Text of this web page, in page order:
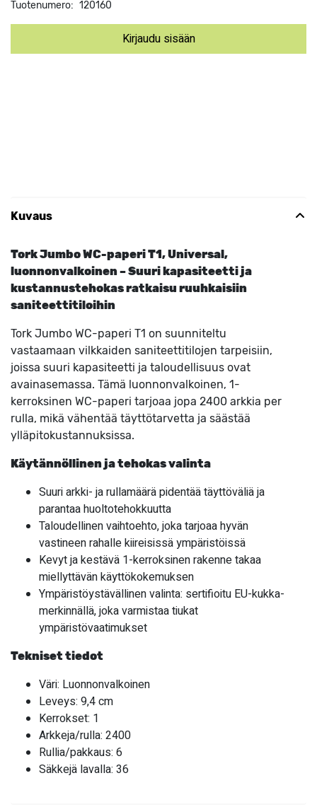
Tuotenumero: 120160
Kirjaudu sisään
Kuvaus
Tork Jumbo WC-paperi T1, Universal,
luonnonvalkoinen – Suuri kapasiteetti ja
kustannustehokas ratkaisu ruuhkaisiin
saniteettitiloihin
Tork Jumbo WC-paperi T1 on suunniteltu
vastaamaan vilkkaiden saniteettitilojen tarpeisiin,
joissa suuri kapasiteetti ja taloudellisuus ovat
avainasemassa. Tämä luonnonvalkoinen, 1-
kerroksinen WC-paperi tarjoaa jopa 2400 arkkia per
rulla, mikä vähentää täyttötarvetta ja säästää
ylläpitokustannuksissa.
Käytännöllinen ja tehokas valinta
Suuri arkki- ja rullamäärä pidentää täyttöväliä ja
parantaa huoltotehokkuutta
Taloudellinen vaihtoehto, joka tarjoaa hyvän
vastineen rahalle kiireisissä ympäristöissä
Kevyt ja kestävä 1-kerroksinen rakenne takaa
miellyttävän käyttökokemuksen
Ympäristöystävällinen valinta: sertifioitu EU-kukka-
merkinnällä, joka varmistaa tiukat
ympäristövaatimukset
Tekniset tiedot
Väri: Luonnonvalkoinen
Leveys: 9,4 cm
Kerrokset: 1
Arkkeja/rulla: 2400
Rullia/pakkaus: 6
Säkkejä lavalla: 36